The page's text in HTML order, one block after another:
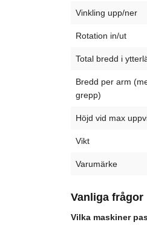
Vinkling upp/ner
Rotation in/ut
Total bredd i
Bredd per arm
grepp)
Höjd vid max
Vikt
Varumärke
Vanliga frågor
Vilka maskiner